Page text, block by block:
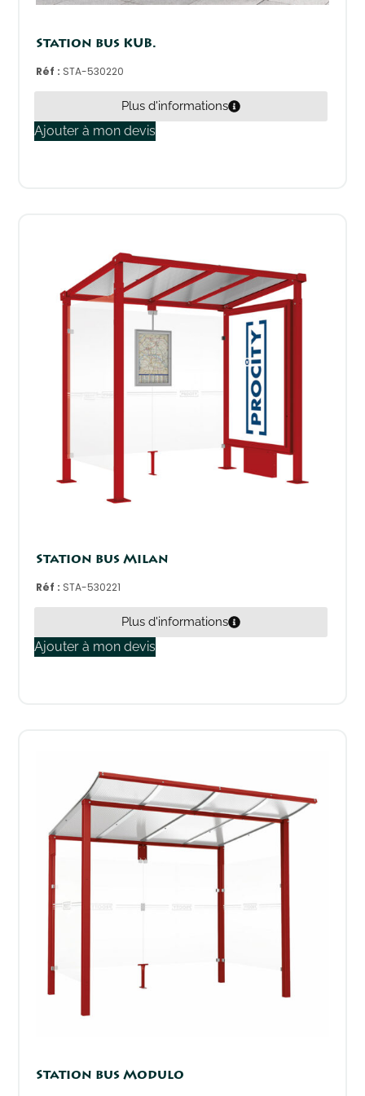
Station bus KUB.
Réf : STA-530220
Plus d'informations
Ajouter à mon devis
Station bus Milan
Réf : STA-530221
Plus d'informations
Ajouter à mon devis
Station bus Modulo